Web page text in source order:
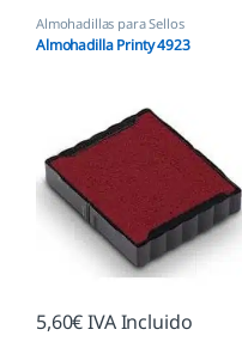
Almohadillas para Sellos
Automáticos ,Almohadillas Trodat
Almohadilla Printy 4923
5,60€IVA Incluido